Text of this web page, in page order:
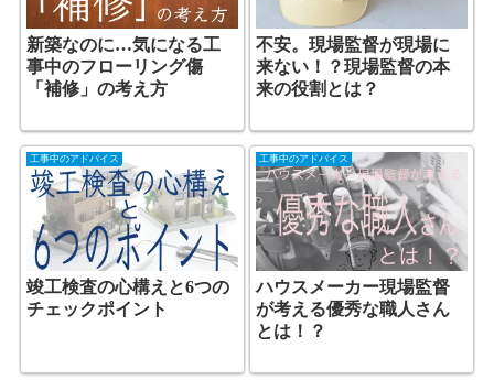
新築なのに…気になる工
事中のフローリング傷
「補修」の考え方
不安。現場監督が現場に
来ない！？現場監督の本
来の役割とは？
工事中のアドバイス
竣工検査の心構えと6つの
チェックポイント
工事中のアドバイス
ハウスメーカー現場監督
が考える優秀な職人さん
とは！？